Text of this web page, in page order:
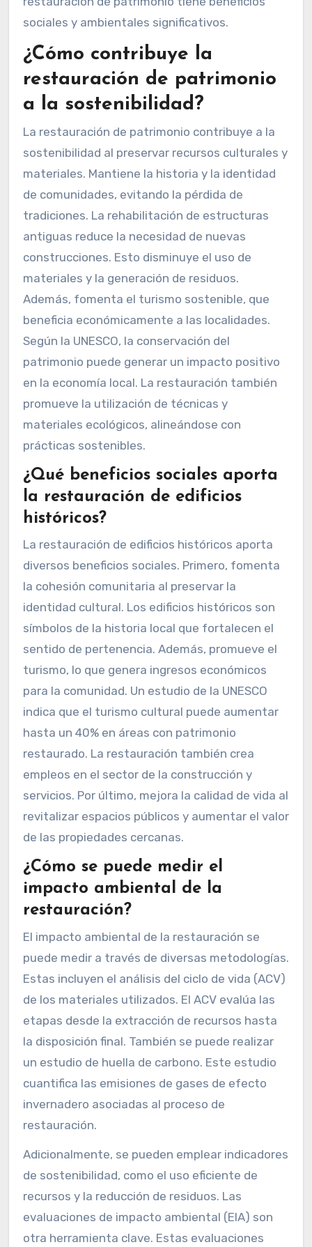
sociales y ambientales significativos.
¿Cómo contribuye la
restauración de patrimonio
a la sostenibilidad?
La restauración de patrimonio contribuye a la
sostenibilidad al preservar recursos culturales y
materiales. Mantiene la historia y la identidad
de comunidades, evitando la pérdida de
tradiciones. La rehabilitación de estructuras
antiguas reduce la necesidad de nuevas
construcciones. Esto disminuye el uso de
materiales y la generación de residuos.
Además, fomenta el turismo sostenible, que
beneficia económicamente a las localidades.
Según la UNESCO, la conservación del
patrimonio puede generar un impacto positivo
en la economía local. La restauración también
promueve la utilización de técnicas y
materiales ecológicos, alineándose con
prácticas sostenibles.
¿Qué beneficios sociales aporta
la restauración de edificios
históricos?
La restauración de edificios históricos aporta
diversos beneficios sociales. Primero, fomenta
la cohesión comunitaria al preservar la
identidad cultural. Los edificios históricos son
símbolos de la historia local que fortalecen el
sentido de pertenencia. Además, promueve el
turismo, lo que genera ingresos económicos
para la comunidad. Un estudio de la UNESCO
indica que el turismo cultural puede aumentar
hasta un 40% en áreas con patrimonio
restaurado. La restauración también crea
empleos en el sector de la construcción y
servicios. Por último, mejora la calidad de vida al
revitalizar espacios públicos y aumentar el valor
de las propiedades cercanas.
¿Cómo se puede medir el
impacto ambiental de la
restauración?
El impacto ambiental de la restauración se
puede medir a través de diversas metodologías.
Estas incluyen el análisis del ciclo de vida (ACV)
de los materiales utilizados. El ACV evalúa las
etapas desde la extracción de recursos hasta
la disposición final. También se puede realizar
un estudio de huella de carbono. Este estudio
cuantifica las emisiones de gases de efecto
invernadero asociadas al proceso de
restauración.
Adicionalmente, se pueden emplear indicadores
de sostenibilidad, como el uso eficiente de
recursos y la reducción de residuos. Las
evaluaciones de impacto ambiental (EIA) son
otra herramienta clave. Estas evaluaciones